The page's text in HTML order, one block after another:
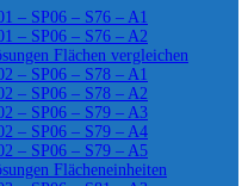
– SP06 – S76 – A1
– SP06 – S76 – A2
Flächen vergleichen
– SP06 – S78 – A1
– SP06 – S78 – A2
– SP06 – S79 – A3
– SP06 – S79 – A4
– SP06 – S79 – A5
Flächeneinheiten